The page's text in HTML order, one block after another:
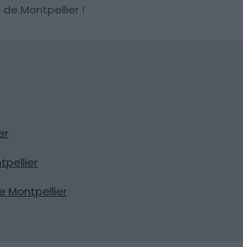
Montpellier !
Montpellier